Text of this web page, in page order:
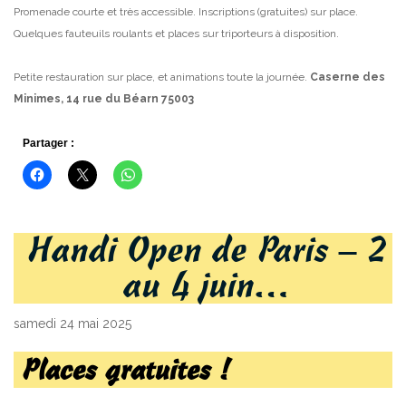
Promenade courte et très accessible. Inscriptions (gratuites) sur place.
Quelques fauteuils roulants et places sur triporteurs à disposition.
Petite restauration sur place, et animations toute la journée. Caserne des
Minimes, 14 rue du Béarn 75003
Partager :
Handi Open de Paris – 2
au 4 juin…
samedi 24 mai 2025
Places gratuites !